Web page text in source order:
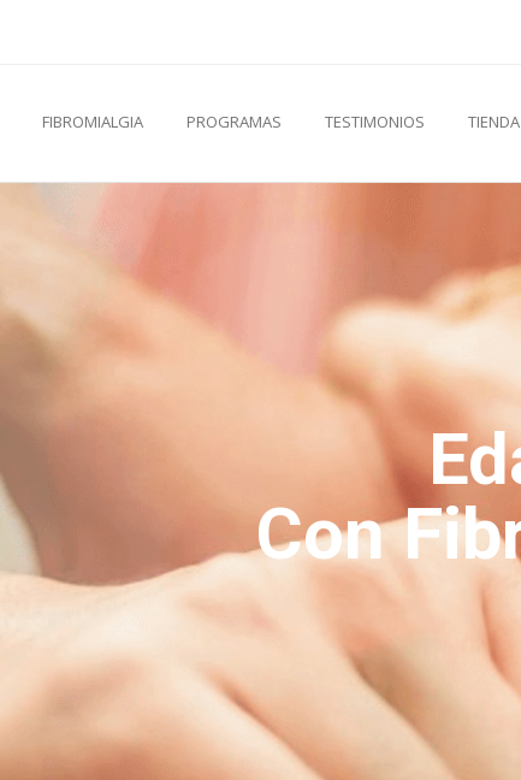
FIBROMIALGIA PROGRAMAS TESTIMONIOS TIENDA
Con